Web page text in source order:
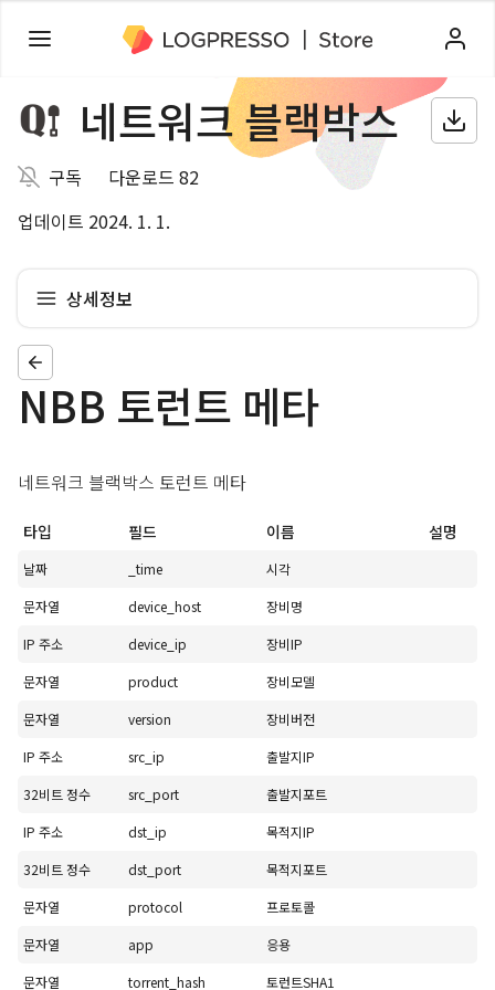
네트워크 블랙박스
구독
다운로드 82
업데이트 2024. 1. 1.
상세정보
NBB 토런트 메타
네트워크 블랙박스 토런트 메타
타입 필드 이름 설명
날짜 _time
시각
문자열
device_host
장비명
IP 주소
device_ip
장비IP
문자열
product
장비모델
문자열
version
장비버전
IP 주소
src_ip
출발지IP
32비트 정수
src_port
출발지포트
IP 주소
dst_ip
목적지IP
32비트 정수
dst_port
목적지포트
문자열
protocol
프로토콜
문자열
app
응용
문자열
torrent_hash 토런트SHA1